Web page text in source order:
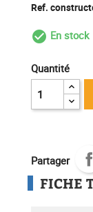
Ref.
En stock
Quantité
Partager
FICHE